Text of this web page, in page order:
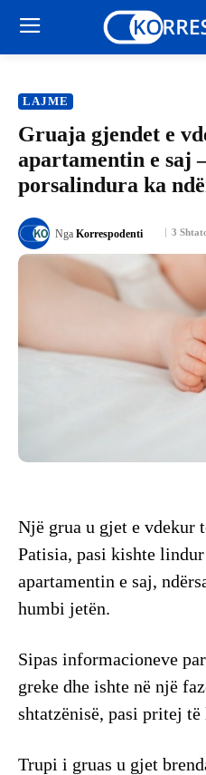
LAJME
Gruaja gjendet e
apartamentin e saj
porsalindura ka
3
Nga Korrespodenti
Një grua u gjet e vdekur
Patisia, pasi kishte
apartamentin e saj,
humbi jetën.
Sipas informacioneve
greke dhe ishte në një
shtatzënisë, pasi pritej
Trupi i gruas u gjet